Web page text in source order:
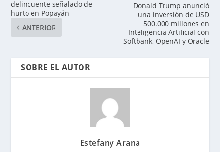
delincuente señalado de
hurto en Popayán
ANTERIOR
Donald Trump anunció
una inversión de USD
500.000 millones en
Inteligencia Artificial con
Softbank, OpenAI y Oracle
SOBRE EL AUTOR
Estefany Arana